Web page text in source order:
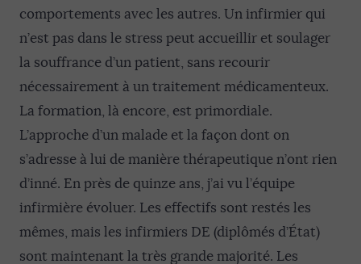
comportements avec les autres. Un infirmier qui
n’est pas dans le stress peut accueillir et soulager
la souffrance d’un patient, sans recourir
nécessairement à un traitement médicamenteux.
La formation, là encore, est primordiale.
L’approche d’un malade et la façon dont on
s’adresse à lui de manière thérapeutique n’ont rien
d’inné. En près de quinze ans, j’ai vu l’équipe
infirmière évoluer. Les effectifs sont restés les
mêmes, mais les infirmiers DE (diplômés d’État)
sont maintenant la très grande majorité. Les